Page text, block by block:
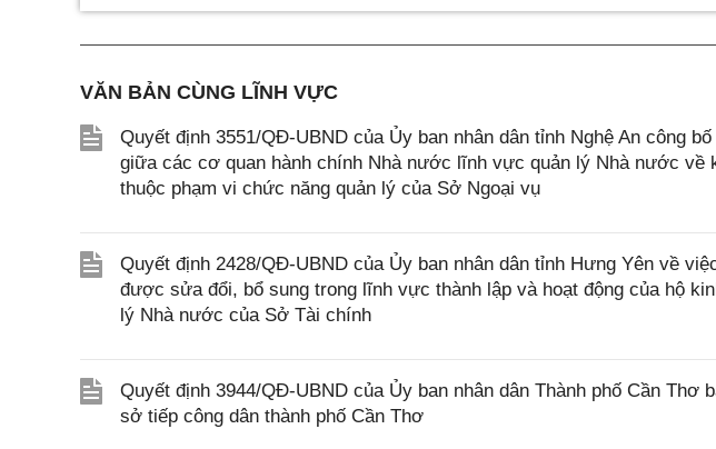
VĂN BẢN CÙNG LĨNH VỰC
Quyết định 3551/QĐ-UBND của Ủy ban nhân dân tỉnh Nghệ An công
giữa các cơ quan hành chính Nhà nước lĩnh vực quản lý Nhà nước về
thuộc phạm vi chức năng quản lý của Sở Ngoại vụ
Quyết định 2428/QĐ-UBND của Ủy ban nhân dân tỉnh Hưng Yên về
được sửa đổi, bổ sung trong lĩnh vực thành lập và hoạt động của hộ
lý Nhà nước của Sở Tài chính
Quyết định 3944/QĐ-UBND của Ủy ban nhân dân Thành phố Cần Thơ
sở tiếp công dân thành phố Cần Thơ